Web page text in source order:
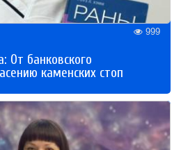
999
От банковского
каменских стоп